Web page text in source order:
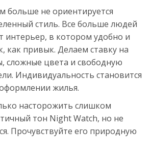
больше не ориентируется
стиль. Все больше людей
интерьер, в котором удобно и
как привык. Делаем ставку на
сложные цвета и свободную
Индивидуальность становится
жилья.
насторожить слишком
тон Night Watch, но не
Прочувствуйте его природную